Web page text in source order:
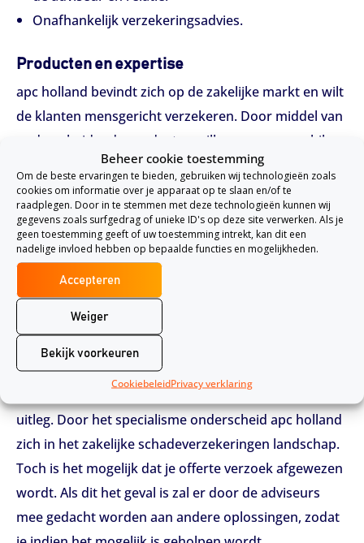
Beheer cookie toestemming
Om de beste ervaringen te bieden, gebruiken wij technologieën zoals
cookies om informatie over je apparaat op te slaan en/of te
raadplegen. Door in te stemmen met deze technologieën kunnen wij
gegevens zoals surfgedrag of unieke ID's op deze site verwerken. Als je
geen toestemming geeft of uw toestemming intrekt, kan dit een
nadelige invloed hebben op bepaalde functies en mogelijkheden.
Accepteren
Weiger
Bekijk voorkeuren
CookiebeleidPrivacy verklaring
Onafhankelijk verzekeringsadvies.
Producten en expertise
apc holland bevindt zich op de zakelijke markt en wilt
de klanten mensgericht verzekeren. Door middel van
onderscheidende producten willen ze een verschil
maken binnen het huidige verzekeringslandschap. Er
worden totaalpakketten aangeboden aan
ondernemers zodat ze goed verzekerd zijn. Het is ook
mogelijk om een losse verzekering binnen dit pakket
af te sluiten, zoals de
bedrijfsaansprakelijkheidsverzekering
bedrijfsschadeverzekering
bedrijfsgebouwverzekeringen
Wanneer je als onderneming een offerteaanvraag
indient ontvang je een offerte terug met een heldere
uitleg. Door het specialisme onderscheid apc holland
zich in het zakelijke schadeverzekeringen landschap.
Toch is het mogelijk dat je offerte verzoek afgewezen
wordt. Als dit het geval is zal er door de adviseurs
mee gedacht worden aan andere oplossingen, zodat